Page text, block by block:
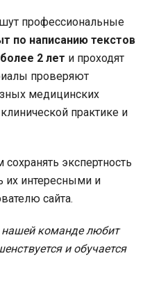
профессиональные
по написанию текстов
2 лет и проходят
проверяют
медицинских
практике и
экспертность
их интересными и
сайта.
команде любит
и обучается